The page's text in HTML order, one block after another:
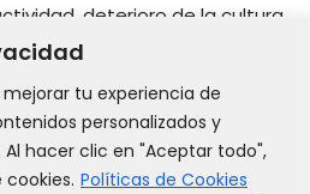
tu experiencia de
personalizados y
hacer clic en "Aceptar todo",
Políticas de Cookies
deterioro de la cultura,
costo de actuar es bajo: Un
periódico,
un protocolo de